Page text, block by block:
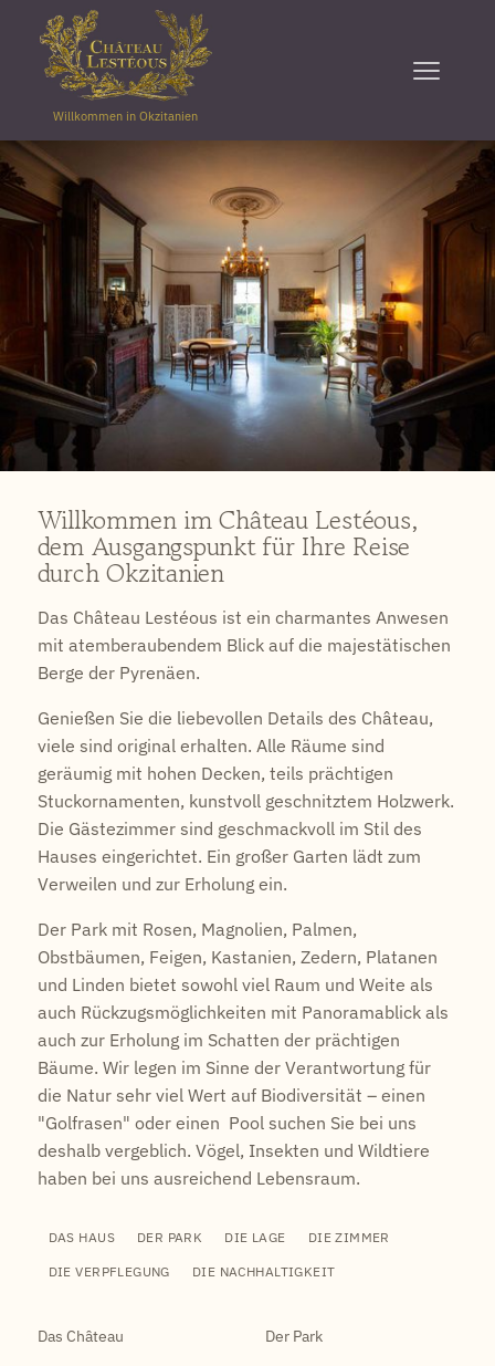
Willkommen in Okzitanien
Willkommen im Château Lestéous,
dem Ausgangspunkt für Ihre Reise
durch Okzitanien
Das Château Lestéous ist ein charmantes Anwesen
mit atemberaubendem Blick auf die majestätischen
Berge der Pyrenäen.
Genießen Sie die liebevollen Details des Château,
viele sind original erhalten. Alle Räume sind
geräumig mit hohen Decken, teils prächtigen
Stuckornamenten, kunstvoll geschnitztem Holzwerk.
Die Gästezimmer sind geschmackvoll im Stil des
Hauses eingerichtet. Ein großer Garten lädt zum
Verweilen und zur Erholung ein.
Der Park mit Rosen, Magnolien, Palmen,
Obstbäumen, Feigen, Kastanien, Zedern, Platanen
und Linden bietet sowohl viel Raum und Weite als
auch Rückzugsmöglichkeiten mit Panoramablick als
auch zur Erholung im Schatten der prächtigen
Bäume. Wir legen im Sinne der Verantwortung für
die Natur sehr viel Wert auf Biodiversität – einen
"Golfrasen" oder einen Pool suchen Sie bei uns
deshalb vergeblich. Vögel, Insekten und Wildtiere
haben bei uns ausreichend Lebensraum.
DAS HAUS DER PARK DIE LAGE DIE ZIMMER
DIE VERPFLEGUNG DIE NACHHALTIGKEIT
Das Château Der Park